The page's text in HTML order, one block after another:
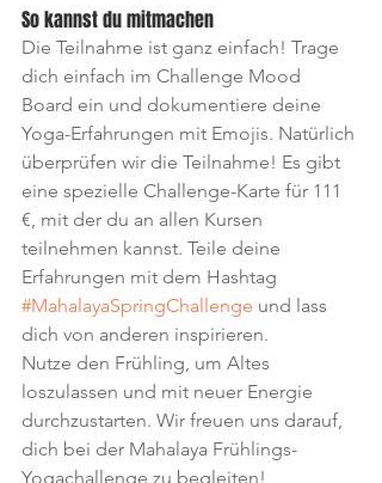
So kannst du mitmachen
Die Teilnahme ist ganz einfach! Trage
dich einfach im Challenge Mood
Board ein und dokumentiere deine
Yoga-Erfahrungen mit Emojis. Natürlich
überprüfen wir die Teilnahme! Es gibt
eine spezielle Challenge-Karte für 111
€, mit der du an allen Kursen
teilnehmen kannst. Teile deine
Erfahrungen mit dem Hashtag
#MahalayaSpringChallenge und lass
dich von anderen inspirieren.
Nutze den Frühling, um Altes
loszulassen und mit neuer Energie
durchzustarten. Wir freuen uns darauf,
dich bei der Mahalaya Frühlings-
Yogachallenge zu begleiten!